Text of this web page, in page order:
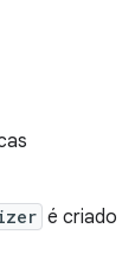
é criado